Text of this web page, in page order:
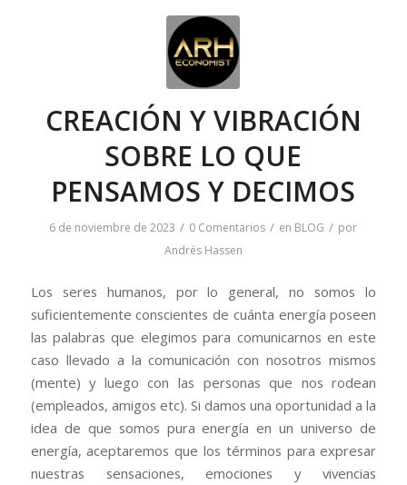
CREACIÓN Y VIBRACIÓN
SOBRE LO QUE
PENSAMOS Y DECIMOS
6 de noviembre de 2023 / 0 Comentarios / en BLOG / por
Andrés Hassen
Los seres humanos, por lo general, no somos lo
suficientemente conscientes de cuánta energía poseen
las palabras que elegimos para comunicarnos en este
caso llevado a la comunicación con nosotros mismos
(mente) y luego con las personas que nos rodean
(empleados, amigos etc). Si damos una oportunidad a la
idea de que somos pura energía en un universo de
energía, aceptaremos que los términos para expresar
nuestras sensaciones, emociones y vivencias